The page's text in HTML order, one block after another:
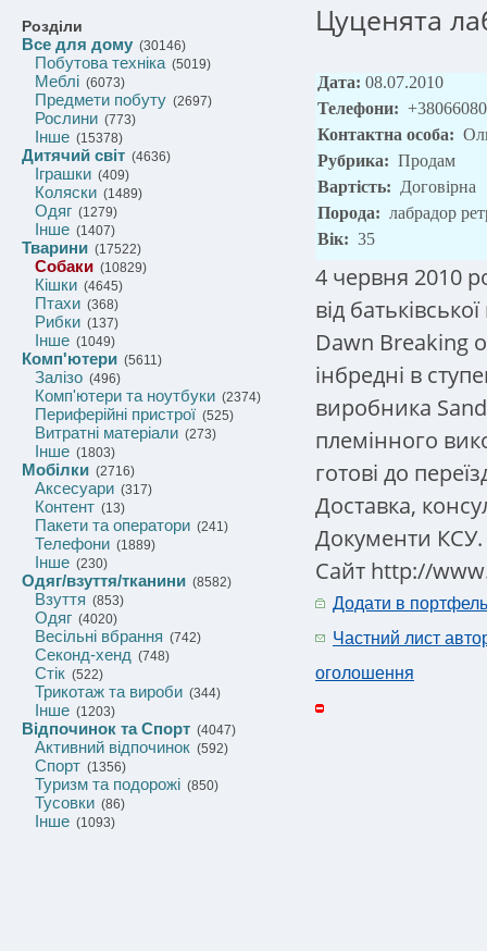
Розділи
Все для дому (30146)
Побутова техніка(5019)
Меблі (6073)
Предмети побуту (2697)
Рослини (773)
Інше (15378)
Дитячий світ (4636)
Іграшки (409)
Коляски (1489)
Одяг (1279)
Інше (1407)
Тварини (17522)
Собаки (10829)
Кішки (4645)
Птахи (368)
Рибки (137)
Інше (1049)
Комп'ютери (5611)
Залізо (496)
Комп'ютери та ноутбуки (2374)
Периферійні пристрої (525)
Витратні матеріали (273)
Інше (1803)
Мобілки (2716)
Аксесуари (317)
Контент (13)
Пакети та оператори (241)
Телефони (1889)
Інше (230)
Одяг/взуття/тканини (8582)
Взуття (853)
Одяг (4020)
Весільні вбрання (742)
Секонд-хенд (748)
Стік (522)
Трикотаж та вироби (344)
Інше (1203)
Відпочинок та Спорт (4047)
Активний відпочинок (592)
Спорт (1356)
Туризм та подорожі (850)
Тусовки (86)
Інше (1093)
Цуценята
Дата: 08.07.2010
Телефони:
Контактна особа:
Рубрика: Продам
Вартість: Договірна
Порода: лабрадор
Вік: 35
4 червня 2010
від
Dawn Breaking
інбредні в
виробника
племінного
готові до
Доставка,
Документи КСУ.
Сайт http://
Додати в портфель
Частний лист
оголошення